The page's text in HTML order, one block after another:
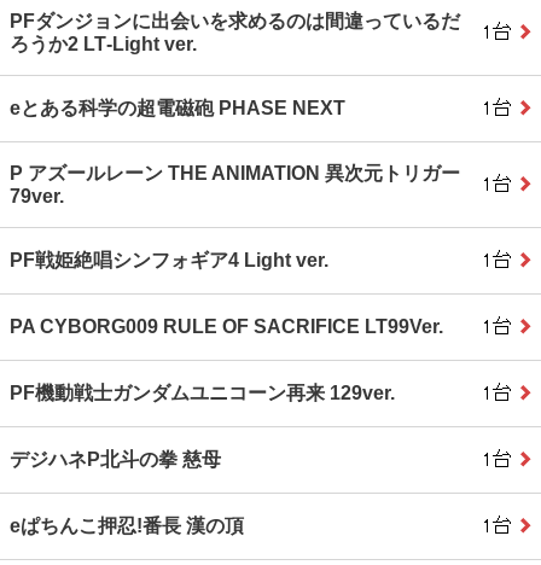
PFダンジョンに出会いを求めるのは間違っているだ
ろうか2 LT‐Light ver.
eとある科学の超電磁砲 PHASE NEXT
P アズールレーン THE ANIMATION 異次元トリガー
79ver.
PF戦姫絶唱シンフォギア4 Light ver.
PA CYBORG009 RULE OF SACRIFICE LT99Ver.
PF機動戦士ガンダムユニコーン再来 129ver.
デジハネP北斗の拳 慈母
eぱちんこ押忍!番長 漢の頂